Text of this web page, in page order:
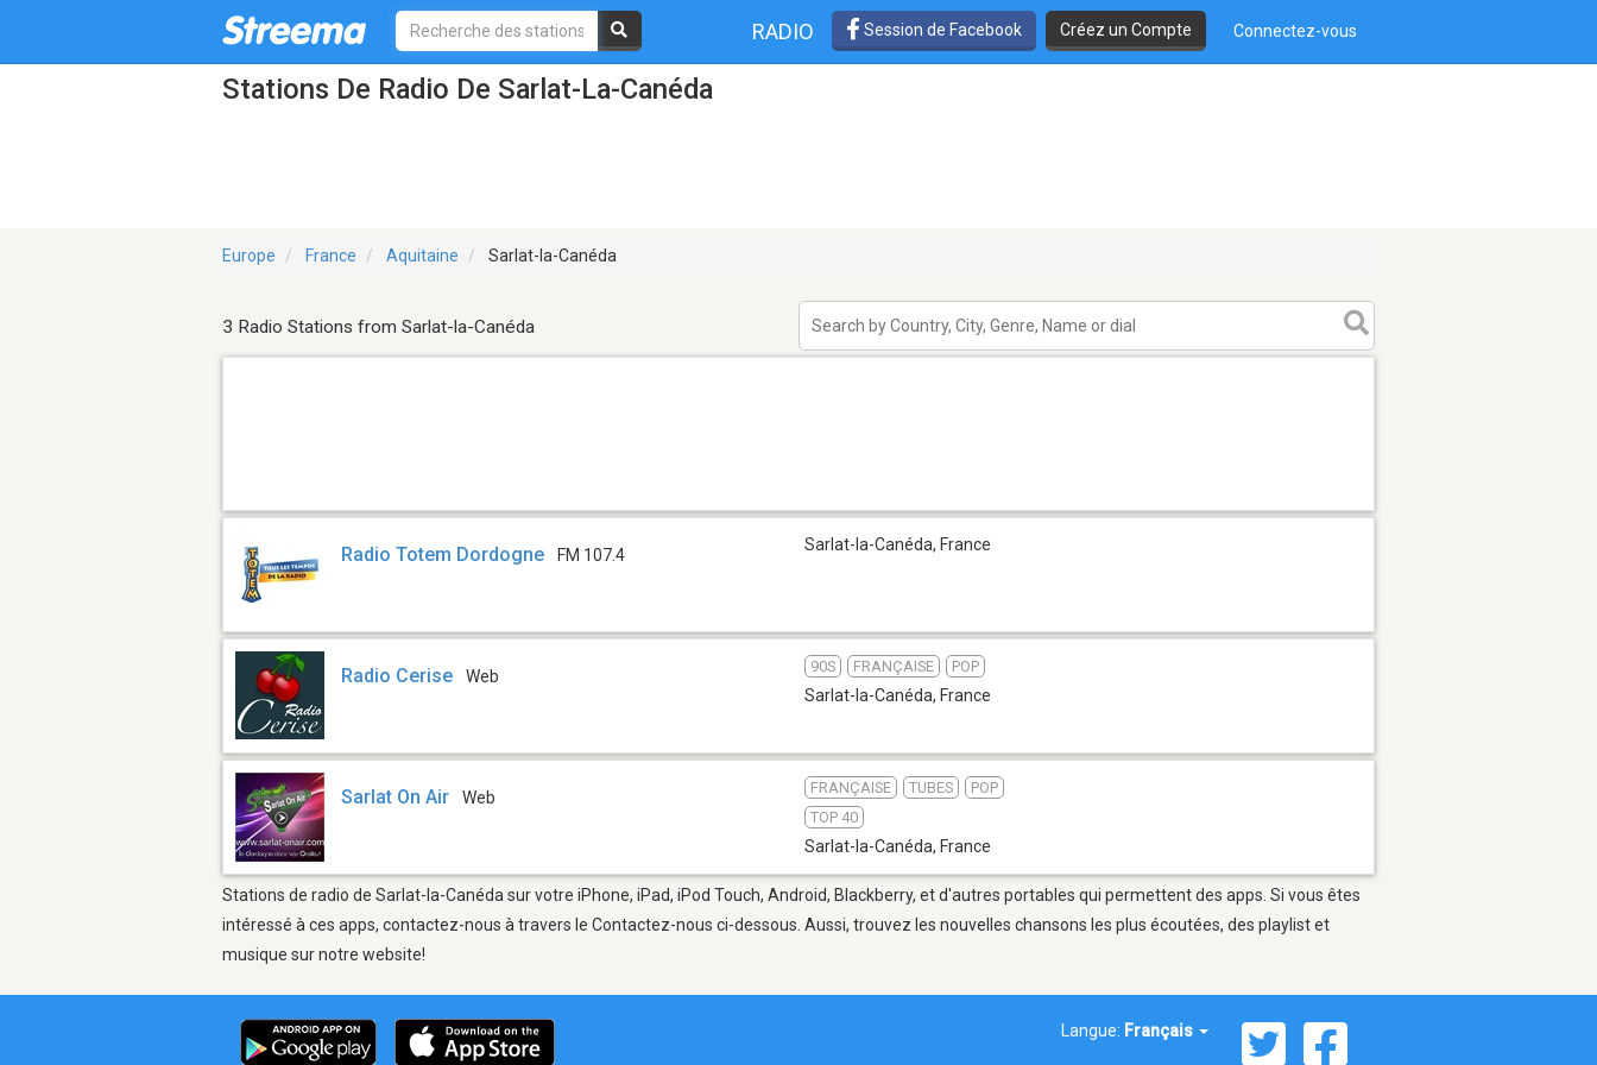
RADIO Session de Facebook Créez un Compte Connectez-vous
Stations De Radio De Sarlat-La-Canéda
Europe France Aquitaine Sarlat-la-Canéda
3 Radio Stations from Sarlat-la-Canéda
Radio Totem Dordogne FM 107.4
Sarlat-la-Canéda, France
Radio Cerise Web
90S FRANÇAISE POP
Sarlat-la-Canéda, France
Sarlat On Air Web
FRANÇAISE TUBES
POP
TOP 40
Sarlat-la-Canéda, France
Stations de radio de Sarlat-la-Canéda sur votre iPhone, iPad, iPod Touch, Android, Blackberry, et d'autres portables qui permettent des apps. Si vous êtes
intéressé à ces apps, contactez-nous à travers le Contactez-nous ci-dessous. Aussi, trouvez les nouvelles chansons les plus écoutées, des playlist et
musique sur notre website!
Langue: Français